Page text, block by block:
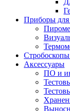
Приборы для
Аксессуары
ПО и